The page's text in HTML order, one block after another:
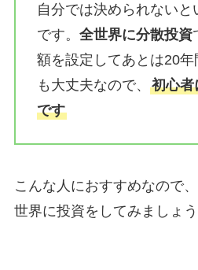
自分では決められないと
です。 全世界に分散投資
額を設定してあとは20
も大丈夫なので、 初心者
です
こんな人におすすめなので
世界に投資をしてみましょう